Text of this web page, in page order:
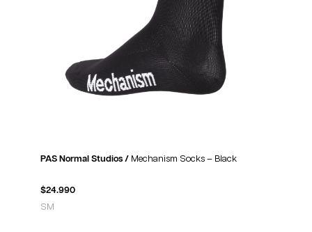
PAS Normal Studios / Mechanism Socks – Black
$24.990
S M